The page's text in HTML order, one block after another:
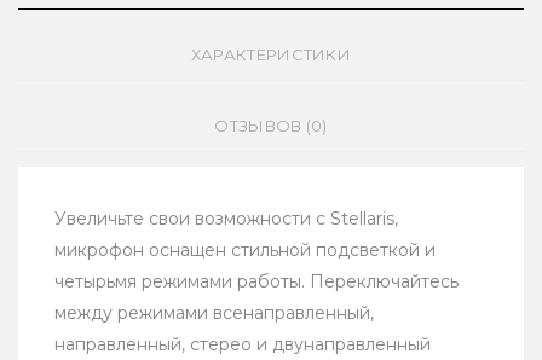
ХАРАКТЕРИСТИКИ
ОТЗЫВОВ (0)
Увеличьте свои возможности с Stellaris,
микрофон оснащен стильной подсветкой и
четырьмя режимами работы. Переключайтесь
между режимами всенаправленный,
направленный, стерео и двунаправленный